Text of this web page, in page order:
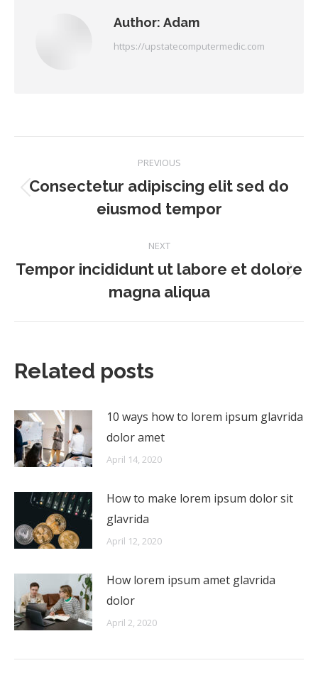
Author: Adam
https://upstatecomputermedic.com
navigation
PREVIOUS
Previous
post:
Consectetur adipiscing elit sed do
eiusmod tempor
NEXT
Next
post:
Tempor incididunt ut labore et dolore
magna aliqua
Related posts
10 ways how to lorem ipsum glavrida
dolor amet
April 14, 2020
How to make lorem ipsum dolor sit
glavrida
April 12, 2020
How lorem ipsum amet glavrida
dolor
April 2, 2020